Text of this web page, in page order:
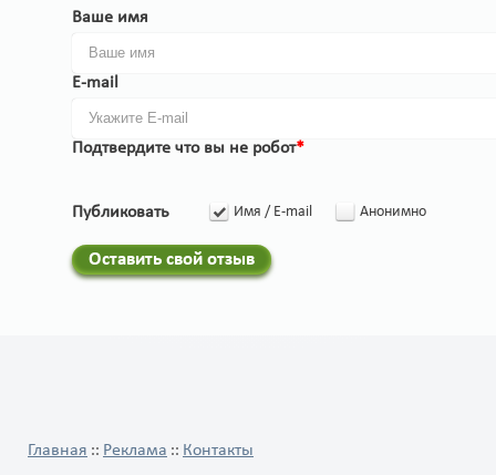
Ваше имя
E-mail
Подтвердите что вы не робот*
Публиковать Имя / E-mail Анонимно
Оставить свой отзыв
Главная :: Реклама :: Контакты